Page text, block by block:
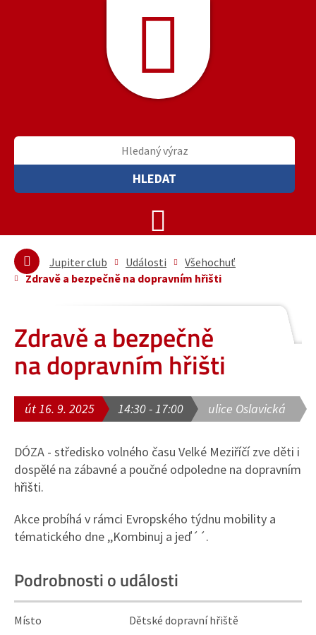
HLEDAT
Jupiter club Události
Všehochuť
Zdravě a bezpečně na dopravním hřišti
Zdravě a bezpečně
na dopravním hřišti
út 16. 9. 2025 14:30 - 17:00 ulice Oslavická
DÓZA - středisko volného času Velké Meziříčí zve děti i
dospělé na zábavné a poučné odpoledne na dopravním
hřišti.
Akce probíhá v rámci Evropského týdnu mobility a
tématického dne ,,Kombinuj a jeď´´.
Podrobnosti o události
Místo Dětské dopravní hřiště